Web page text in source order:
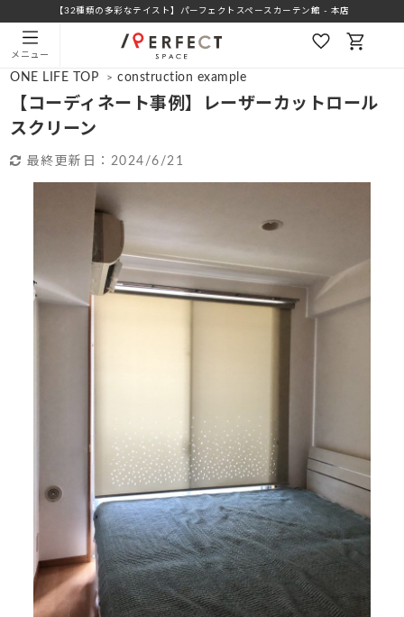
【32種類の多彩なテイスト】パーフェクトスペースカーテン館 - 本店
メニュー
ONE LIFE TOP > construction example
【コーディネート事例】レーザーカットロール
スクリーン
最終更新日： 2024/6/21